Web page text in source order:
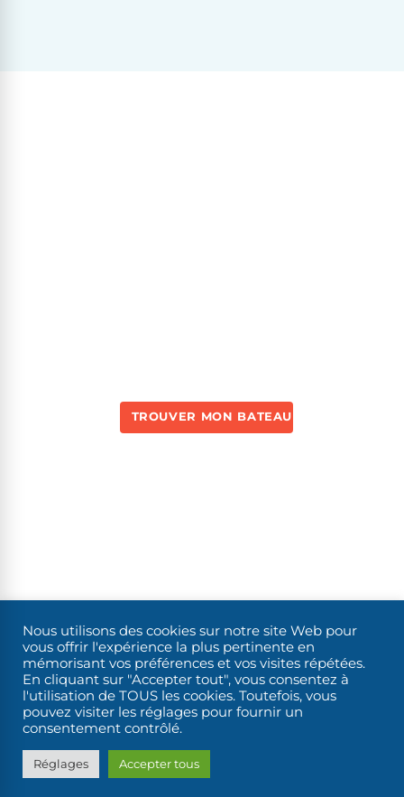
TROUVER MON BATEAU
Nous utilisons des cookies sur notre site Web pour
vous offrir l'expérience la plus pertinente en
mémorisant vos préférences et vos visites répétées.
En cliquant sur "Accepter tout", vous consentez à
l'utilisation de TOUS les cookies. Toutefois, vous
pouvez visiter les réglages pour fournir un
consentement contrôlé.
Réglages Accepter tous